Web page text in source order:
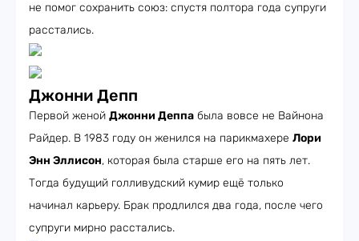
не помог сохранить союз: спустя полтора года супруги
расстались.
Джонни Депп
Первой женой Джонни Деппа была вовсе не Вайнона
Райдер. В 1983 году он женился на парикмахере Лори
Энн Эллисон, которая была старше его на пять лет.
Тогда будущий голливудский кумир ещё только
начинал карьеру. Брак продлился два года, после чего
супруги мирно расстались.